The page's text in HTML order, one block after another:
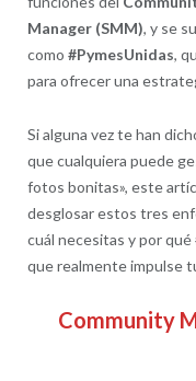
Manager (SMM), y se
como #PymesUnidas,
para ofrecer una
Si alguna vez te han
que cualquiera puede
fotos bonitas», este
desglosar estos tres
cuál necesitas y por qué
que realmente impulse
Community